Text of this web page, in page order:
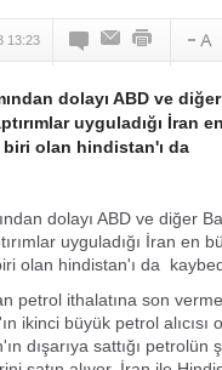
13:23
dolayı ABD ve diğer
uyguladığı İran
olan hindistan'ı da
dolayı ABD ve diğer
uyguladığı İran en
olan hindistan'ı da
petrol ithalatına son
ikinci büyük petrol alıcısı
dışarıya sattığı petrolün